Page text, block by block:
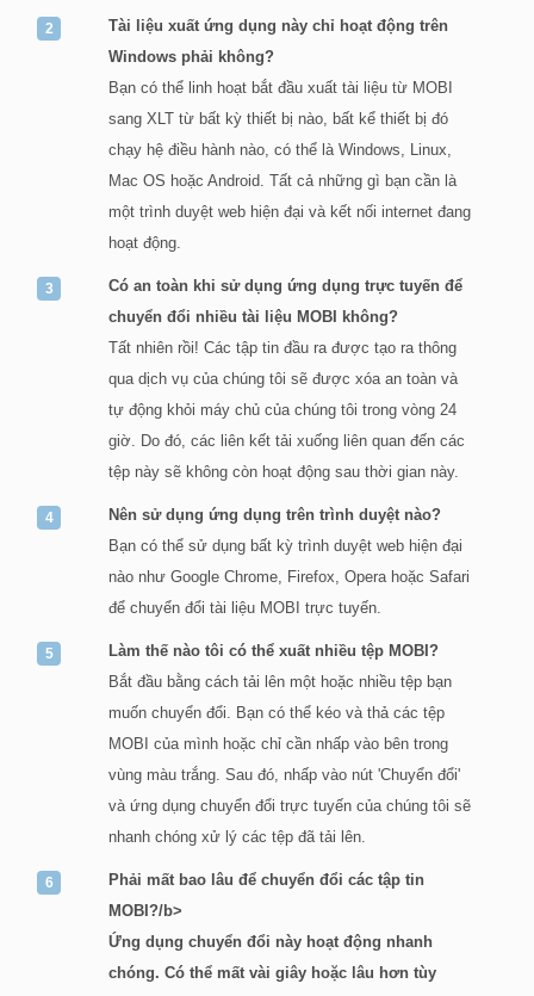
Tài liệu xuất ứng dụng này chỉ hoạt động trên
Windows phải không?
Bạn có thể linh hoạt bắt đầu xuất tài liệu từ MOBI
sang XLT từ bất kỳ thiết bị nào, bất kể thiết bị đó
chạy hệ điều hành nào, có thể là Windows, Linux,
Mac OS hoặc Android. Tất cả những gì bạn cần là
một trình duyệt web hiện đại và kết nối internet đang
hoạt động.
Có an toàn khi sử dụng ứng dụng trực tuyến để
chuyển đổi nhiều tài liệu MOBI không?
Tất nhiên rồi! Các tập tin đầu ra được tạo ra thông
qua dịch vụ của chúng tôi sẽ được xóa an toàn và
tự động khỏi máy chủ của chúng tôi trong vòng 24
giờ. Do đó, các liên kết tải xuống liên quan đến các
tệp này sẽ không còn hoạt động sau thời gian này.
Nên sử dụng ứng dụng trên trình duyệt nào?
Bạn có thể sử dụng bất kỳ trình duyệt web hiện đại
nào như Google Chrome, Firefox, Opera hoặc Safari
để chuyển đổi tài liệu MOBI trực tuyến.
Làm thế nào tôi có thể xuất nhiều tệp MOBI?
Bắt đầu bằng cách tải lên một hoặc nhiều tệp bạn
muốn chuyển đổi. Bạn có thể kéo và thả các tệp
MOBI của mình hoặc chỉ cần nhấp vào bên trong
vùng màu trắng. Sau đó, nhấp vào nút 'Chuyển đổi'
và ứng dụng chuyển đổi trực tuyến của chúng tôi sẽ
nhanh chóng xử lý các tệp đã tải lên.
Phải mất bao lâu để chuyển đổi các tập tin
MOBI?/b>
Ứng dụng chuyển đổi này hoạt động nhanh
chóng. Có thể mất vài giây hoặc lâu hơn tùy